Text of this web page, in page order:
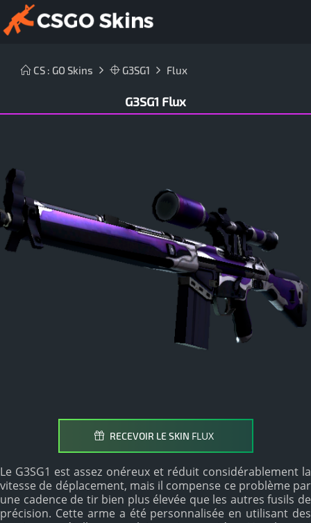
CS : GO Skins G3SG1 Flux
G3SG1 Flux
RECEVOIR LE SKIN FLUX
Le G3SG1 est assez onéreux et réduit considérablement la
vitesse de déplacement, mais il compense ce problème par
une cadence de tir bien plus élevée que les autres fusils de
précision. Cette arme a été personnalisée en utilisant des